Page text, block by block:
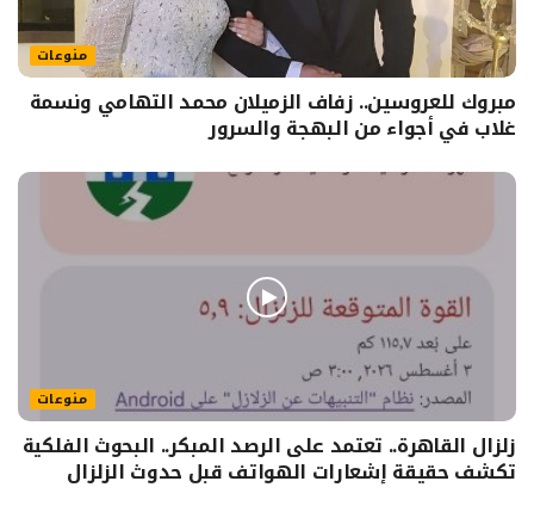
منوعات
مبروك للعروسين.. زفاف الزميلان محمد التهامي ونسمة
غلاب في أجواء من البهجة والسرور
منوعات
زلزال القاهرة.. تعتمد على الرصد المبكر.. البحوث الفلكية
تكشف حقيقة إشعارات الهواتف قبل حدوث الزلزال